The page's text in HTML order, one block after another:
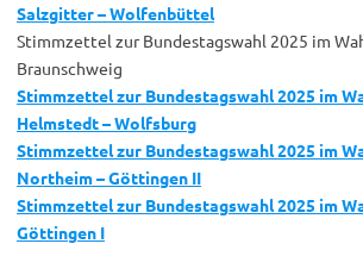
Salzgitter – Wolfenbüttel
Stimmzettel zur Bundestagswahl 2025 im
Braunschweig
Stimmzettel zur Bundestagswahl 2025 im
Helmstedt – Wolfsburg
Stimmzettel zur Bundestagswahl 2025 im
Northeim – Göttingen II
Stimmzettel zur Bundestagswahl 2025 im
Göttingen I